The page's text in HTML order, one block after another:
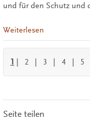
und für den Schutz und
Weiterlesen
1 2 3 4 5
Seite teilen